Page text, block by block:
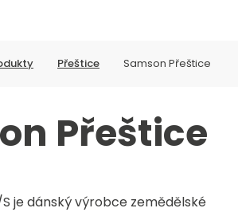
Přeštice Samson Přeštice
Přeštice
S je dánský výrobce zemědělské